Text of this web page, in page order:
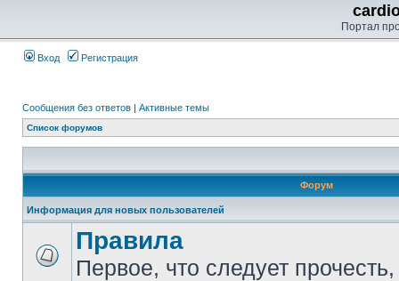
Портал
Вход Регистрация
Сообщения без ответов | Активные темы
Список форумов
Форум
Информация для новых пользователей
Правила
Первое, что следует